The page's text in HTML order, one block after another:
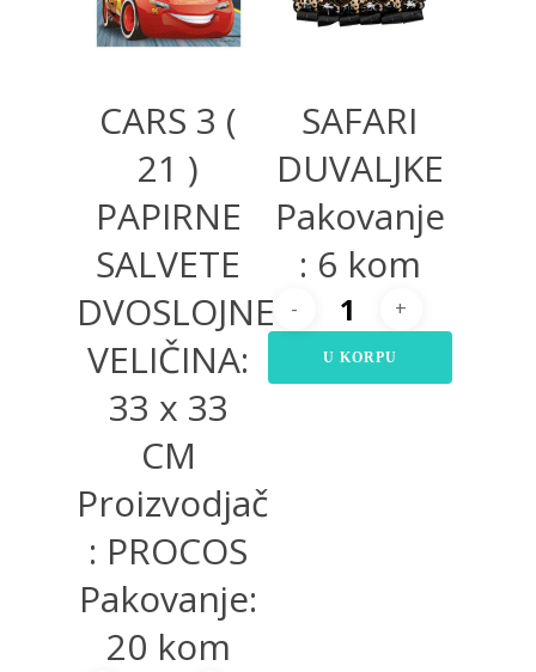
CARS 3 (
21 )
PAPIRNE
SALVETE
DVOSLOJNE
VELIČINA:
33 x 33
CM
Proizvodjač
: PROCOS
Pakovanje:
20 kom
SAFARI
DUVALJKE
Pakovanje
: 6 kom
U KORPU